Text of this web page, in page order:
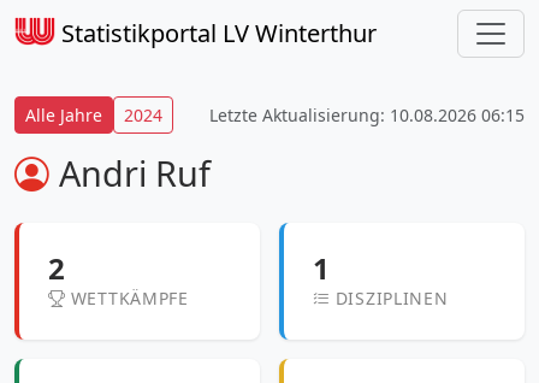
Statistikportal LV Winterthur
Alle Jahre 2024 Letzte Aktualisierung: 10.08.2026 06:15
Andri Ruf
2
WETTKÄMPFE
1
DISZIPLINEN